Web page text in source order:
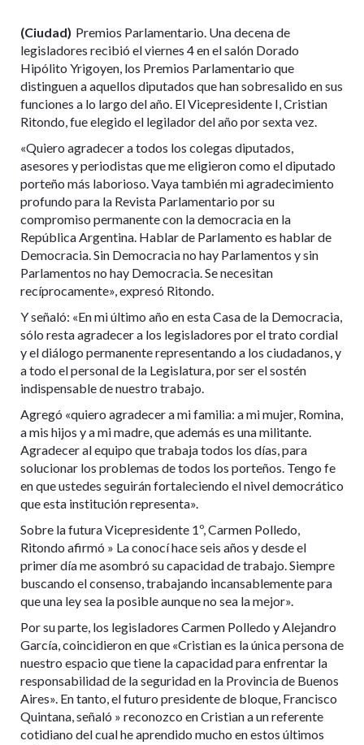
(Ciudad) Premios Parlamentario. Una decena de
legisladores recibió el viernes 4 en el salón Dorado
Hipólito Yrigoyen, los Premios Parlamentario que
distinguen a aquellos diputados que han sobresalido en sus
funciones a lo largo del año. El Vicepresidente I, Cristian
Ritondo, fue elegido el legilador del año por sexta vez.
«Quiero agradecer a todos los colegas diputados,
asesores y periodistas que me eligieron como el diputado
porteño más laborioso. Vaya también mi agradecimiento
profundo para la Revista Parlamentario por su
compromiso permanente con la democracia en la
República Argentina. Hablar de Parlamento es hablar de
Democracia. Sin Democracia no hay Parlamentos y sin
Parlamentos no hay Democracia. Se necesitan
recíprocamente», expresó Ritondo.
Y señaló: «En mi último año en esta Casa de la Democracia,
sólo resta agradecer a los legisladores por el trato cordial
y el diálogo permanente representando a los ciudadanos, y
a todo el personal de la Legislatura, por ser el sostén
indispensable de nuestro trabajo.
Agregó «quiero agradecer a mi familia: a mi mujer, Romina,
a mis hijos y a mi madre, que además es una militante.
Agradecer al equipo que trabaja todos los días, para
solucionar los problemas de todos los porteños. Tengo fe
en que ustedes seguirán fortaleciendo el nivel democrático
que esta institución representa».
Sobre la futura Vicepresidente 1º, Carmen Polledo,
Ritondo afirmó » La conocí hace seis años y desde el
primer día me asombró su capacidad de trabajo. Siempre
buscando el consenso, trabajando incansablemente para
que una ley sea la posible aunque no sea la mejor».
Por su parte, los legisladores Carmen Polledo y Alejandro
García, coincidieron en que «Cristian es la única persona de
nuestro espacio que tiene la capacidad para enfrentar la
responsabilidad de la seguridad en la Provincia de Buenos
Aires». En tanto, el futuro presidente de bloque, Francisco
Quintana, señaló » reconozco en Cristian a un referente
cotidiano del cual he aprendido mucho en estos últimos